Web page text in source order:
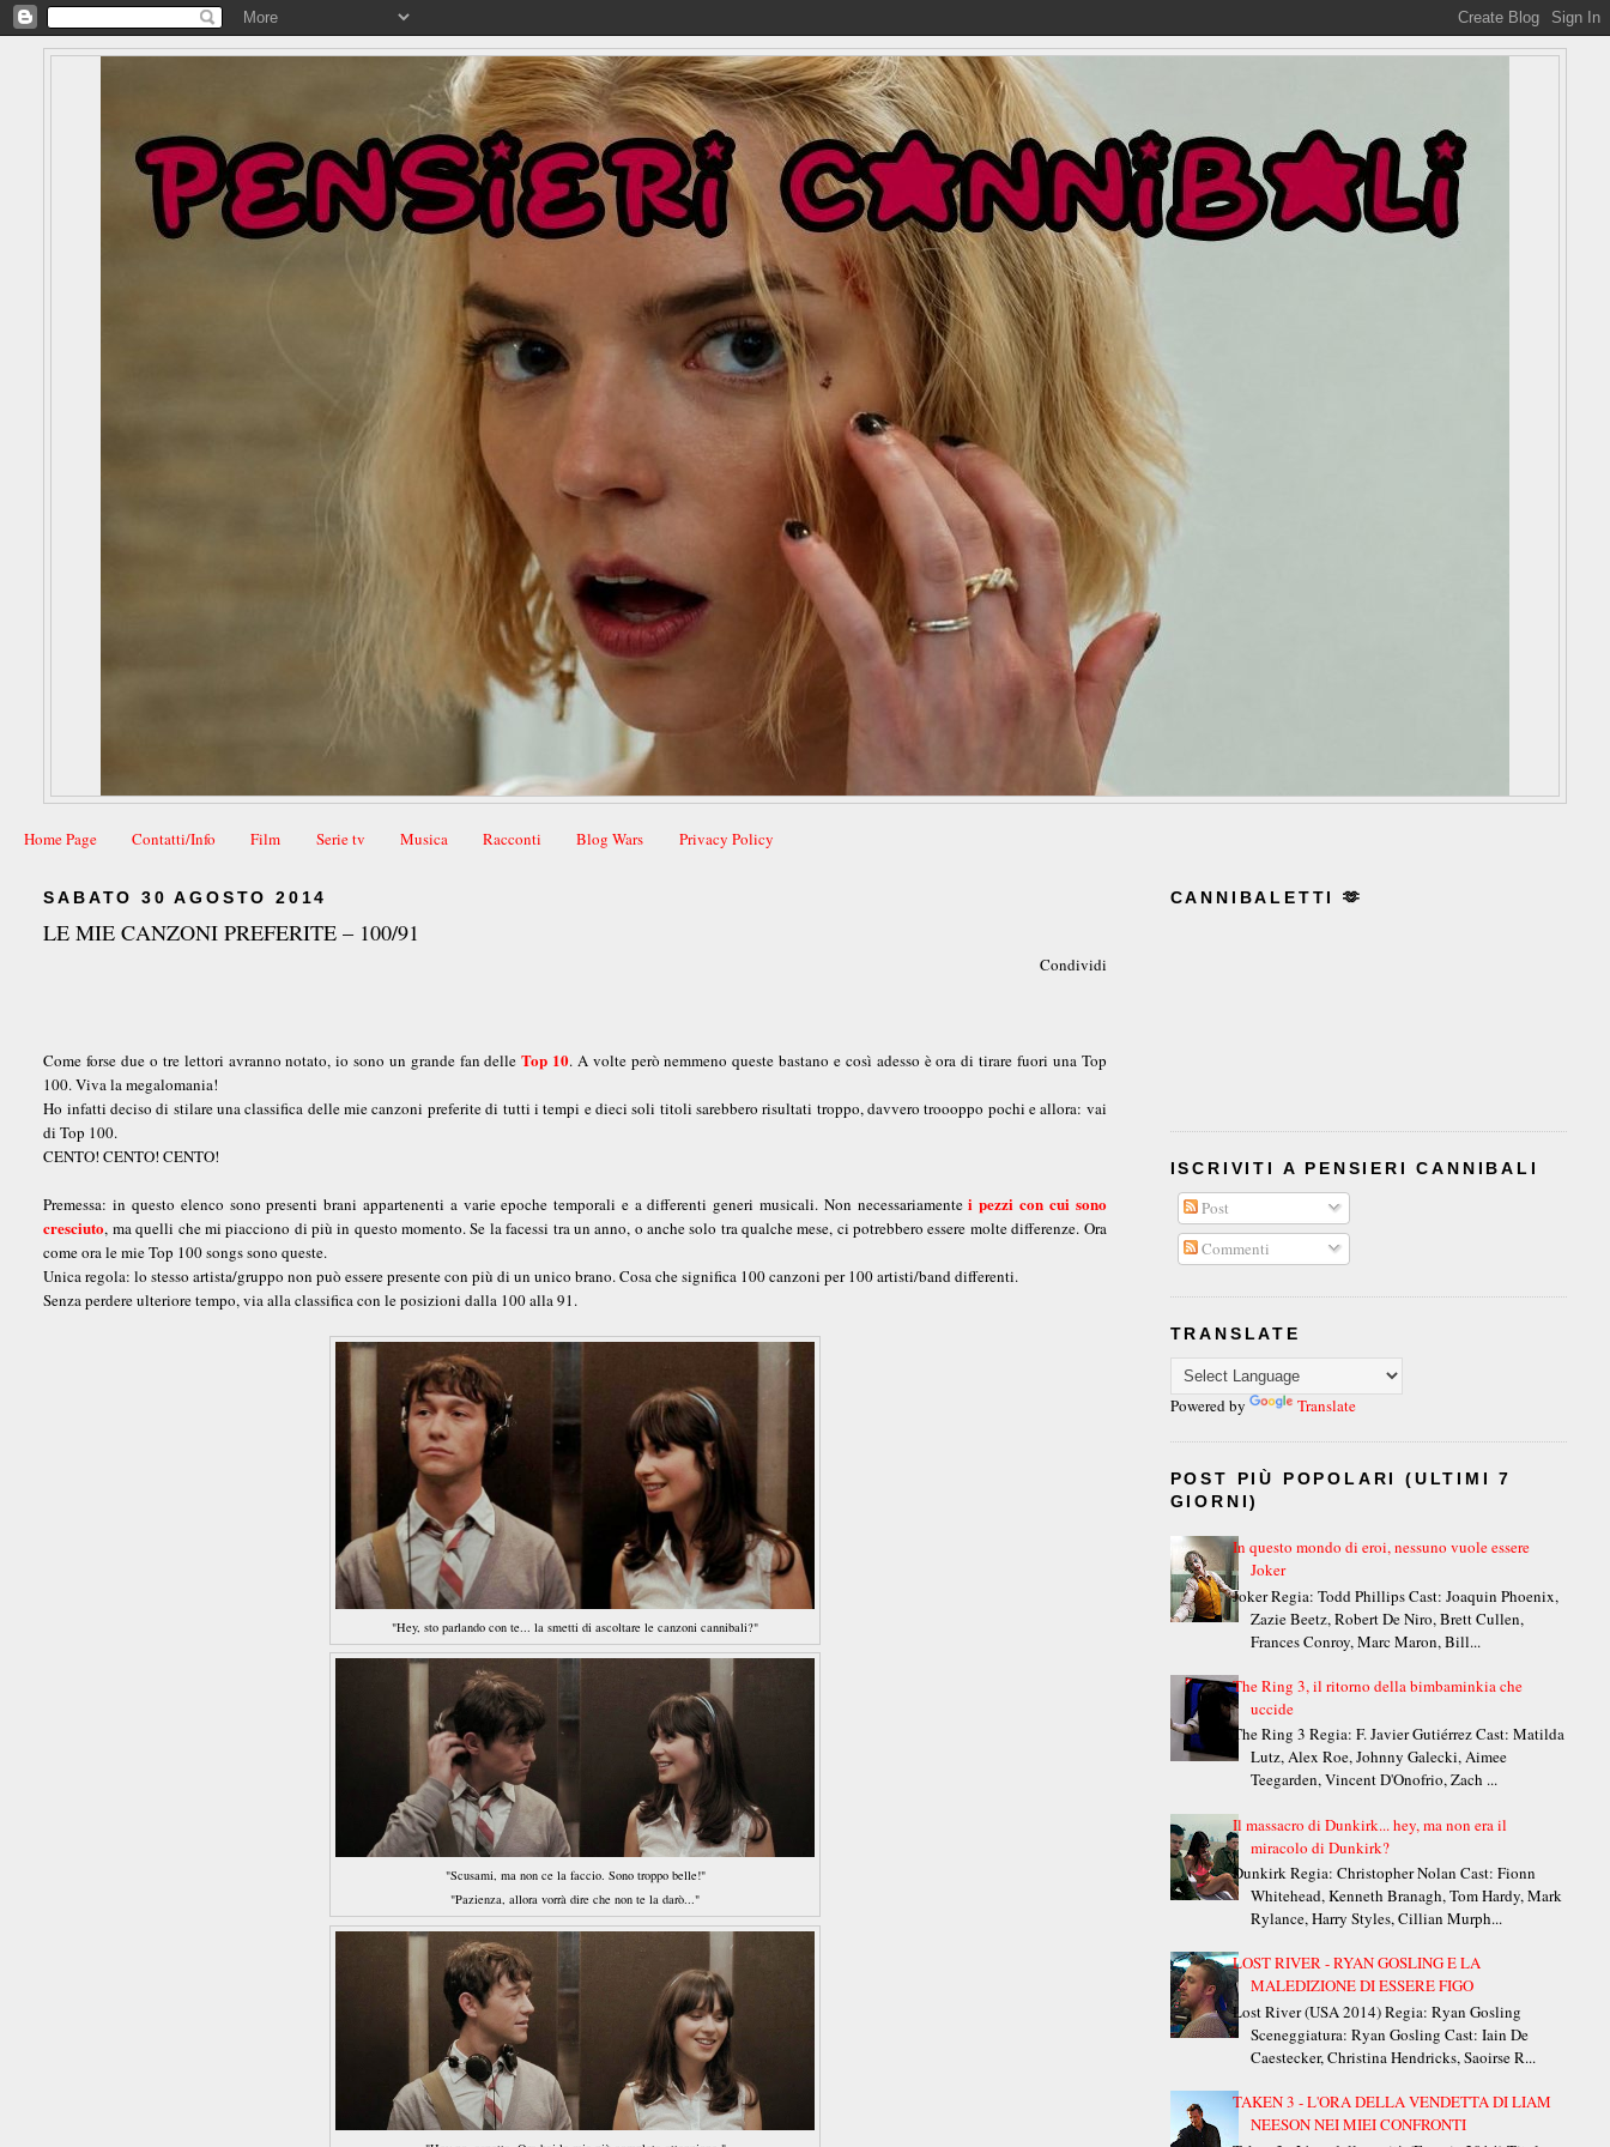
Home Page Contatti/Info Film Serie tv Musica Racconti Blog Wars Privacy Policy
SABATO 30 AGOSTO 2014
LE MIE CANZONI PREFERITE – 100/91
Condividi
Come forse due o tre lettori avranno notato, io sono un grande fan delleTop 10. A volte però nemmeno queste bastano e così adesso è ora di tirare fuori una Top
100. Viva la megalomania!
Ho infatti deciso di stilare una classifica delle mie canzoni preferite di tutti i tempi e dieci soli titoli sarebbero risultati troppo, davvero troooppo pochi e allora: vai
di Top 100.
CENTO! CENTO! CENTO!
Premessa: in questo elenco sono presenti brani appartenenti a varie epoche temporali e a differenti generi musicali. Non necessariamentei pezzi con cui sono
cresciuto, ma quelli che mi piacciono di più in questo momento. Se la facessi tra un anno, o anche solo tra qualche mese, ci potrebbero essere molte differenze. Ora
come ora le mie Top 100 songs sono queste.
Unica regola: lo stesso artista/gruppo non può essere presente con più di un unico brano. Cosa che significa 100 canzoni per 100 artisti/band differenti.
Senza perdere ulteriore tempo, via alla classifica con le posizioni dalla 100 alla 91.
"Hey, sto parlando con te... la smetti di ascoltare le canzoni cannibali?"
"Scusami, ma non ce la faccio. Sono troppo belle!"
"Pazienza, allora vorrà dire che non te la darò..."
CANNIBALETTI 🫶
ISCRIVITI A PENSIERI CANNIBALI
Post
Commenti
TRANSLATE
Powered by Translate
POST PIÙ POPOLARI (ULTIMI 7
GIORNI)
In questo mondo di eroi, nessuno vuole essere
Joker
Joker Regia: Todd Phillips Cast: Joaquin Phoenix,
Zazie Beetz, Robert De Niro, Brett Cullen,
Frances Conroy, Marc Maron, Bill...
The Ring 3, il ritorno della bimbaminkia che
uccide
The Ring 3 Regia: F. Javier Gutiérrez Cast: Matilda
Lutz, Alex Roe, Johnny Galecki, Aimee
Teegarden, Vincent D'Onofrio, Zach ...
Il massacro di Dunkirk... hey, ma non era il
miracolo di Dunkirk?
Dunkirk Regia: Christopher Nolan Cast: Fionn
Whitehead, Kenneth Branagh, Tom Hardy, Mark
Rylance, Harry Styles, Cillian Murph...
LOST RIVER - RYAN GOSLING E LA
MALEDIZIONE DI ESSERE FIGO
Lost River (USA 2014) Regia: Ryan Gosling
Sceneggiatura: Ryan Gosling Cast: Iain De
Caestecker, Christina Hendricks, Saoirse R...
TAKEN 3 - L'ORA DELLA VENDETTA DI LIAM
NEESON NEI MIEI CONFRONTI